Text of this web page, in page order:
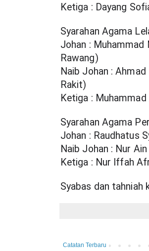
Ketiga : Dayang
Syarahan Agama
Johan : Muhammad
Rawang)
Naib Johan :
Rakit)
Ketiga :
Syarahan Agama
Johan : Raudhatus
Naib Johan : Nur
Ketiga : Nur Iffah
Syabas dan tahniah
Catatan Terbaru